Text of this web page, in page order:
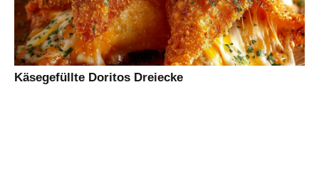
Käsegefüllte Doritos Dreiecke